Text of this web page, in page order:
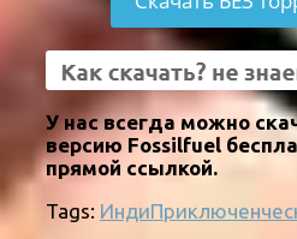
У нас всегда можно
версию Fossilfuel
прямой ссылкой.
Tags: Инди